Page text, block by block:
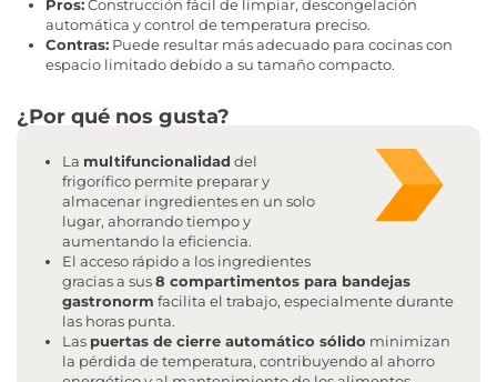
Pros:Construcción fácil de limpiar, descongelación
automática y control de temperatura preciso.
Contras: Puede resultar más adecuado para cocinas con
espacio limitado debido a su tamaño compacto.
¿Por qué nos gusta?
La multifuncionalidad del
frigorífico permite preparar y
almacenar ingredientes en un solo
lugar, ahorrando tiempo y
aumentando la eficiencia.
El acceso rápido a los ingredientes
gracias a sus8 compartimentos para bandejas
gastronorm facilita el trabajo, especialmente durante
las horas punta.
Las puertas de cierre automático sólido minimizan
la pérdida de temperatura, contribuyendo al ahorro